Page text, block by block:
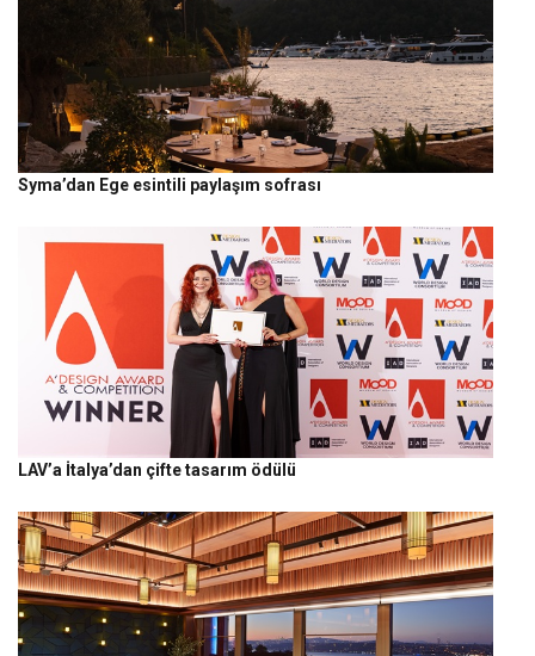
Syma’dan Ege esintili paylaşım sofrası
LAV’a İtalya’dan çifte tasarım ödülü